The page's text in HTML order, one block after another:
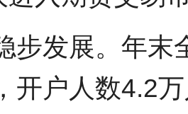
步发展。年末
开户人数4.2